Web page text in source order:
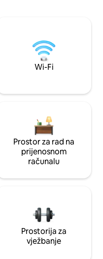
Wi-Fi
Prostor za rad na
prijenosnom
računalu
Prostorija za
vježbanje